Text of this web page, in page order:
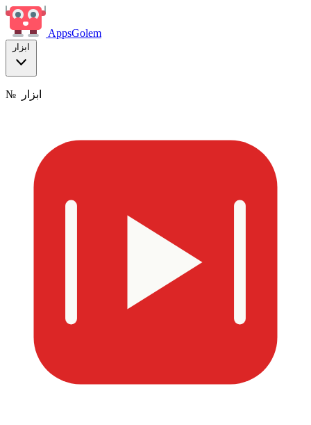
AppsGolem
ابزار
№ ابزار